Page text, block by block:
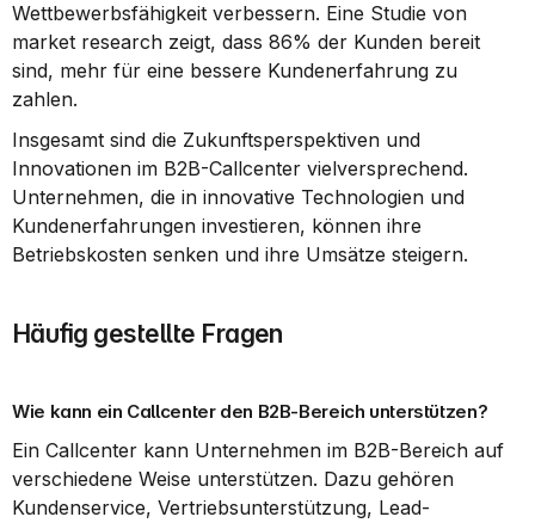
Wettbewerbsfähigkeit verbessern. Eine Studie von
market research zeigt, dass 86% der Kunden bereit
sind, mehr für eine bessere Kundenerfahrung zu
zahlen.
Insgesamt sind die Zukunftsperspektiven und
Innovationen im B2B-Callcenter vielversprechend.
Unternehmen, die in innovative Technologien und
Kundenerfahrungen investieren, können ihre
Betriebskosten senken und ihre Umsätze steigern.
Häufig gestellte Fragen
Wie kann ein Callcenter den B2B-Bereich unterstützen?
Ein Callcenter kann Unternehmen im B2B-Bereich auf
verschiedene Weise unterstützen. Dazu gehören
Kundenservice, Vertriebsunterstützung, Lead-